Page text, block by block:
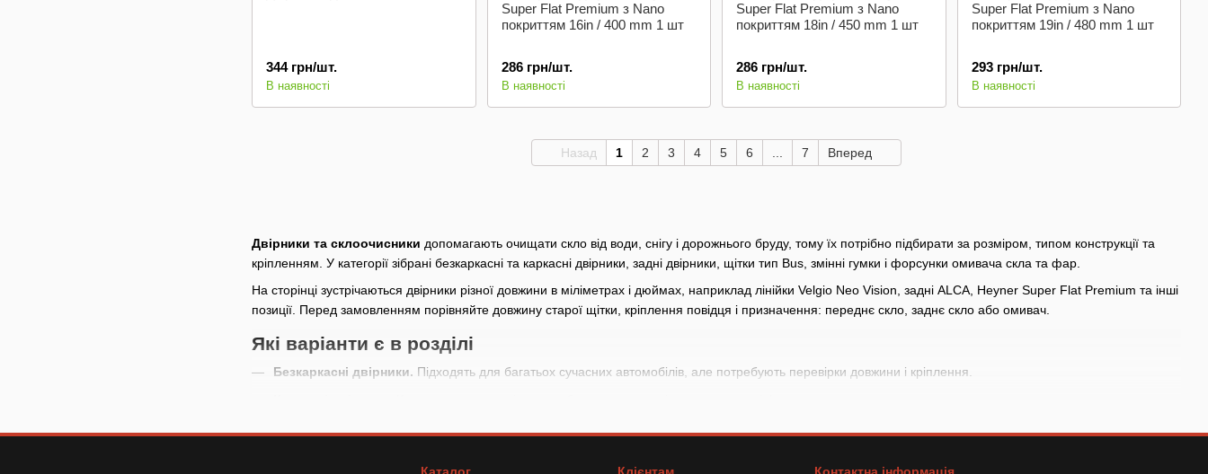
Двірники та склоочисники допомагають очищати скло від води, снігу і дорожнього бруду, тому їх потрібно підбирати за розміром, типом конструкції та
кріпленням. У категорії зібрані безкаркасні та каркасні двірники, задні двірники, щітки тип Bus, змінні гумки і форсунки омивача скла та фар.
На сторінці зустрічаються двірники різної довжини в міліметрах і дюймах, наприклад лінійки Velgio Neo Vision, задні ALCA, Heyner Super Flat Premium та інші
позиції. Перед замовленням порівняйте довжину старої щітки, кріплення повідця і призначення: переднє скло, заднє скло або омивач.
Які варіанти є в розділі
Безкаркасні двірники. Підходять для багатьох сучасних автомобілів, але потребують перевірки довжини і кріплення.
344 грн/шт.
В наявності
Super Flat Premium з Nano
покриттям 16in / 400 mm 1 шт
286 грн/шт.
В наявності
Super Flat Premium з Nano
покриттям 18in / 450 mm 1 шт
286 грн/шт.
В наявності
Super Flat Premium з Nano
покриттям 19in / 480 mm 1 шт
293 грн/шт.
В наявності
Назад 1 2 3 4 5 6 7 Вперед